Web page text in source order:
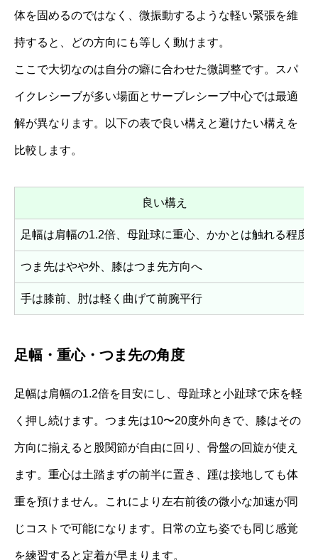
体を固めるのではなく、微振動するような軽い緊張を維
持すると、どの方向にも等しく動けます。
ここで大切なのは自分の癖に合わせた微調整です。スパ
イクレシーブが多い場面とサーブレシーブ中心では最適
解が異なります。以下の表で良い構えと避けたい構えを
比較します。
良い構え
足幅は肩幅の1.2倍、母趾球に重心、かかとは触れる程度
つま先はやや外、膝はつま先方向へ
手は膝前、肘は軽く曲げて前腕平行
足幅・重心・つま先の角度
足幅は肩幅の1.2倍を目安にし、母趾球と小趾球で床を軽
く押し続けます。つま先は10〜20度外向きで、膝はその
方向に揃えると股関節が自由に回り、骨盤の回旋が使え
ます。重心は土踏まずの前半に置き、踵は接地しても体
重を預けません。これにより左右前後の微小な加速が同
じコストで可能になります。日常の立ち姿でも同じ感覚
を練習すると定着が早まります。